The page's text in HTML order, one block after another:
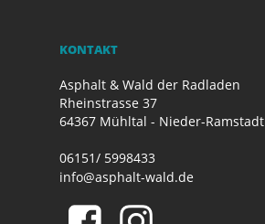
KONTAKT
Asphalt & Wald der Radladen
Rheinstrasse 37
64367 Mühltal - Nieder-Ramstadt
06151/ 5998433
info@asphalt-wald.de